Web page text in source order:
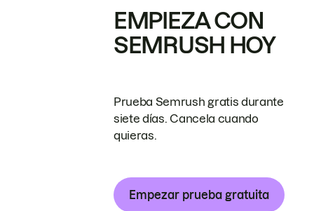
EMPIEZA CON
SEMRUSH HOY
Prueba Semrush gratis durante
siete días. Cancela cuando
quieras.
Empezar prueba gratuita